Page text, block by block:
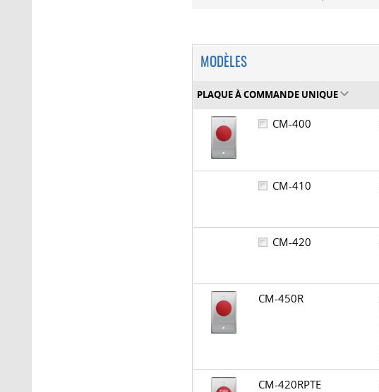
MODÈLES
PLAQUE À COMMANDE UNIQUE
CM-400
CM-410
CM-420
CM-450R
CM-420RPTE